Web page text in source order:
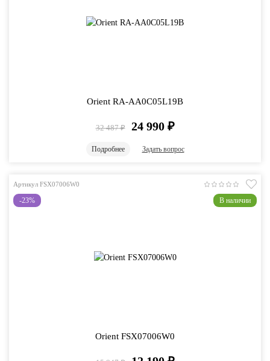
Orient RA-AA0C05L19B
32 487 ₽ 24 990 ₽
Подробнее Задать вопрос
Артикул FSX07006W0
-23% В наличии
Orient FSX07006W0